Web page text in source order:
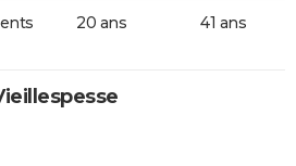
20 ans 41 ans